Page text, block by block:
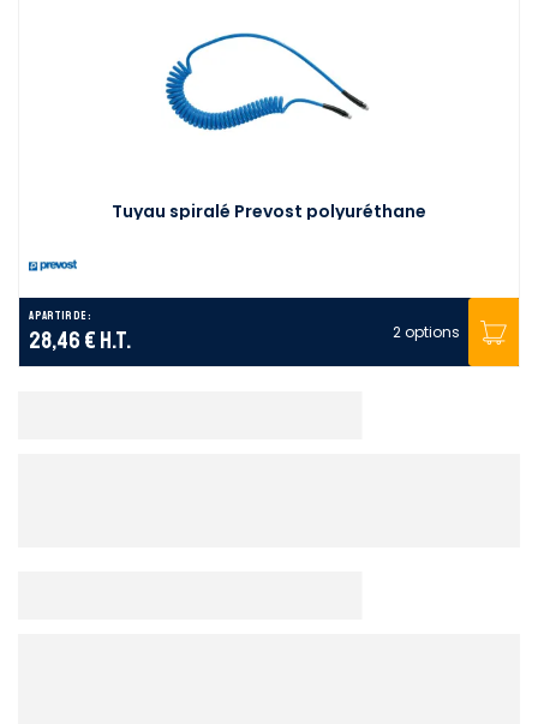
Tuyau spiralé Prevost polyuréthane
A partir de :
28,46 € H.T. 2 options